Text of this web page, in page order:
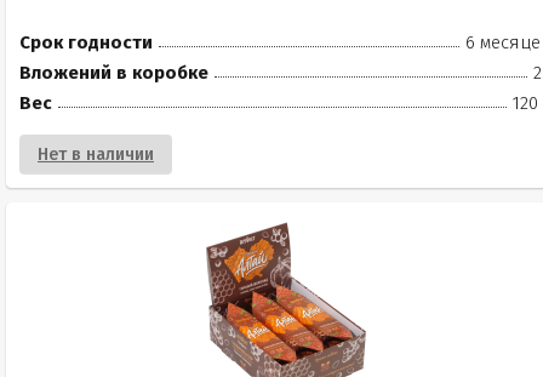
Срок годности
6
Вложений в коробке
Вес
120
Нет в наличии